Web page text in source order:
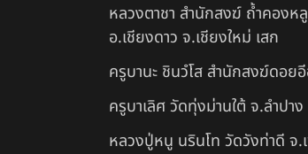
หลวงตาชา สำนักสงฆ์ ถ้ำคองห
อ.เชียงดาว จ.เชียงใหม่ เสก
ครูบานะ ชินวํโส สำนักสงฆ์ดอย
ครูบาเลิศ วัดทุ่งม่านใต้ จ.ลำปาง
หลวงปู่หนู นรินโท วัดวังท่าดี จ